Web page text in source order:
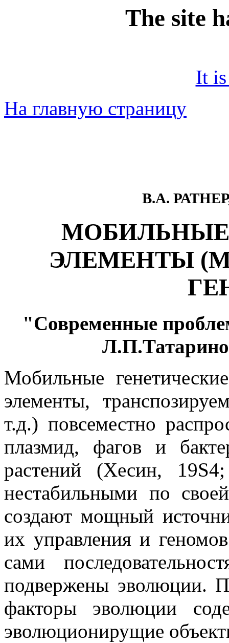
The site
It
На главную страницу
В.А.
МОБИЛЬНЫЕ
ЭЛЕМЕНТЫ
"Современные
Мобильные
элементы,
т.д.) повсеместно
плазмид, фагов и
растений (Хесин,
нестабильными по
создают мощный
их управления и
сами
подвержены эволюции.
факторы эволюции
эволюционирущие